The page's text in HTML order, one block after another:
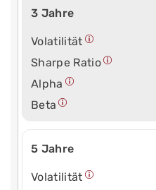
3 Jahre
Volatilität
Sharpe Ratio
Alpha
Beta
5 Jahre
Volatilität